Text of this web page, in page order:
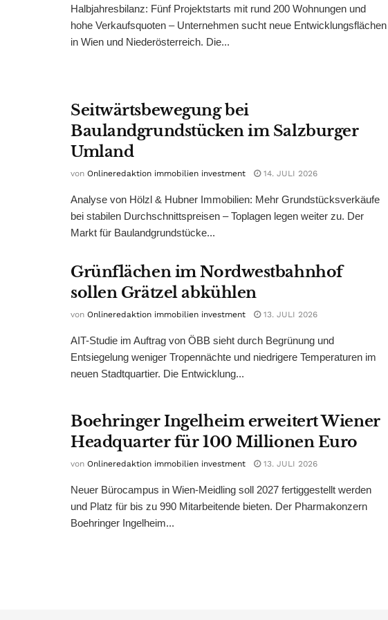
Halbjahresbilanz: Fünf Projektstarts mit rund 200 Wohnungen und
hohe Verkaufsquoten – Unternehmen sucht neue Entwicklungsflächen
in Wien und Niederösterreich. Die...
Seitwärtsbewegung bei
Baulandgrundstücken im Salzburger
Umland
von Onlineredaktion immobilien investment 14. JULI 2026
Analyse von Hölzl & Hubner Immobilien: Mehr Grundstücksverkäufe
bei stabilen Durchschnittspreisen – Toplagen legen weiter zu. Der
Markt für Baulandgrundstücke...
Grünflächen im Nordwestbahnhof
sollen Grätzel abkühlen
von Onlineredaktion immobilien investment 13. JULI 2026
AIT-Studie im Auftrag von ÖBB sieht durch Begrünung und
Entsiegelung weniger Tropennächte und niedrigere Temperaturen im
neuen Stadtquartier. Die Entwicklung...
Boehringer Ingelheim erweitert Wiener
Headquarter für 100 Millionen Euro
von Onlineredaktion immobilien investment 13. JULI 2026
Neuer Bürocampus in Wien-Meidling soll 2027 fertiggestellt werden
und Platz für bis zu 990 Mitarbeitende bieten. Der Pharmakonzern
Boehringer Ingelheim...